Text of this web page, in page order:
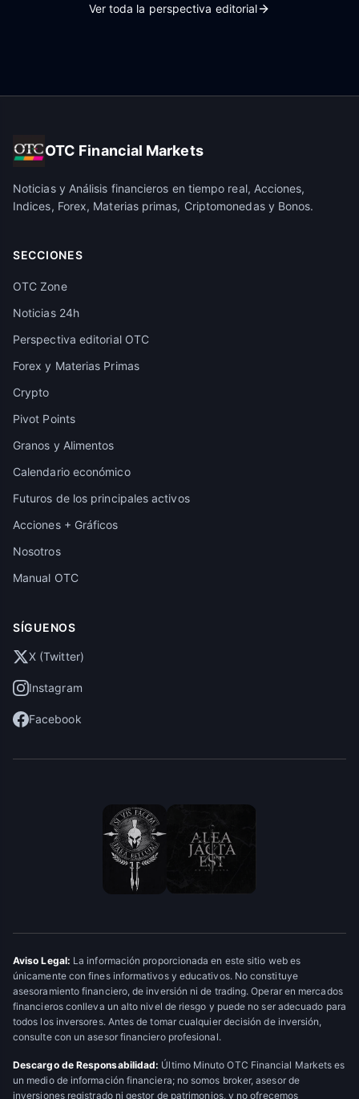
Ver toda la perspectiva editorial
OTC Financial Markets
Noticias y Análisis financieros en tiempo real, Acciones,
Indices, Forex, Materias primas, Criptomonedas y Bonos.
SECCIONES
OTC Zone
Noticias 24h
Perspectiva editorial OTC
Forex y Materias Primas
Crypto
Pivot Points
Granos y Alimentos
Calendario económico
Futuros de los principales activos
Acciones + Gráficos
Nosotros
Manual OTC
SÍGUENOS
X (Twitter)
Instagram
Facebook
Aviso Legal: La información proporcionada en este sitio web es
únicamente con fines informativos y educativos. No constituye
asesoramiento financiero, de inversión ni de trading. Operar en mercados
financieros conlleva un alto nivel de riesgo y puede no ser adecuado para
todos los inversores. Antes de tomar cualquier decisión de inversión,
consulte con un asesor financiero profesional.
Descargo de Responsabilidad: Último Minuto OTC Financial Markets es
un medio de información financiera; no somos broker, asesor de
inversiones registrado ni gestor de patrimonios, y no ofrecemos